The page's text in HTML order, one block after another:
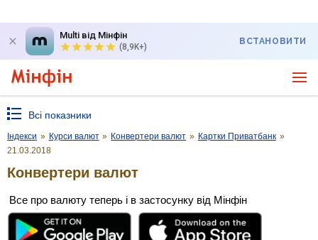
Multi від Мінфін
(8,9K+)
ВСТАНОВИТИ
Всі показники
Індекси » Курси валют » Конвертери валют » Картки Приватбанк »
21.03.2018
Конвертери валют
Все про валюту теперь і в застосунку від Мінфін